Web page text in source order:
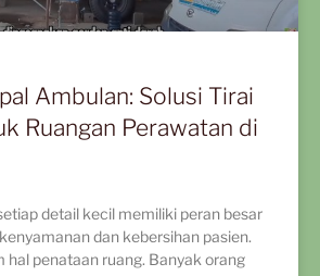
Ambulan: Solusi Tirai
Ruangan Perawatan di
detail kecil memiliki peran besar
dan kebersihan pasien.
hal penataan ruang. Banyak orang